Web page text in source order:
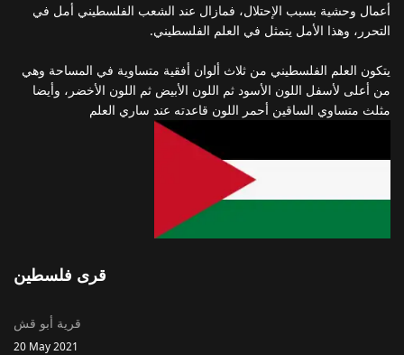
أعمال وحشية بسبب الإحتلال، فمازال عند الشعب الفلسطيني أمل في
التحرر، وهذا الأمل يتمثل في العلم الفلسطيني.
يتكون العلم الفلسطيني من ثلاث ألوان أفقية متساوية في المساحة وهي
من أعلى لأسفل اللون الأسود ثم اللون الأبيض ثم اللون الأخضر، وأيضا
مثلث متساوي الساقين أحمر اللون قاعدته عند ساري العلم
قرى فلسطين
قرية أبو قش
20 May 2021